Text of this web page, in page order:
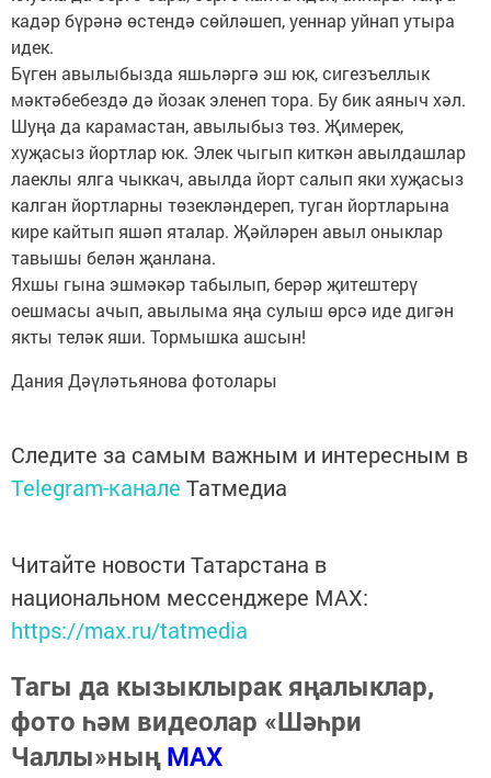
кадәр бүрәнә өстендә сөйләшеп, уеннар уйнап утыра
идек.
Бүген авылыбызда яшьләргә эш юк, сигезъеллык
мәктәбебездә дә йозак эленеп тора. Бу бик аяныч хәл.
Шуңа да карамастан, авылыбыз төз. Җимерек,
хуҗасыз йортлар юк. Элек чыгып киткән авылдашлар
лаеклы ялга чыккач, авылда йорт салып яки хуҗасыз
калган йортларны төзекләндереп, туган йортларына
кире кайтып яшәп яталар. Җәйләрен авыл оныклар
тавышы белән җанлана.
Яхшы гына эшмәкәр табылып, берәр җитештерү
оешмасы ачып, авылыма яңа сулыш өрсә иде дигән
якты теләк яши. Тормышка ашсын!
Дания Дәүләтьянова фотолары
Следите за самым важным и интересным в
Telegram-канале Татмедиа
Читайте новости Татарстана в
национальном мессенджере MАХ:
https://max.ru/tatmedia
Тагы да кызыклырак яңалыклар,
фото һәм видеолар «Шәһри
Чаллы»ныңMAX